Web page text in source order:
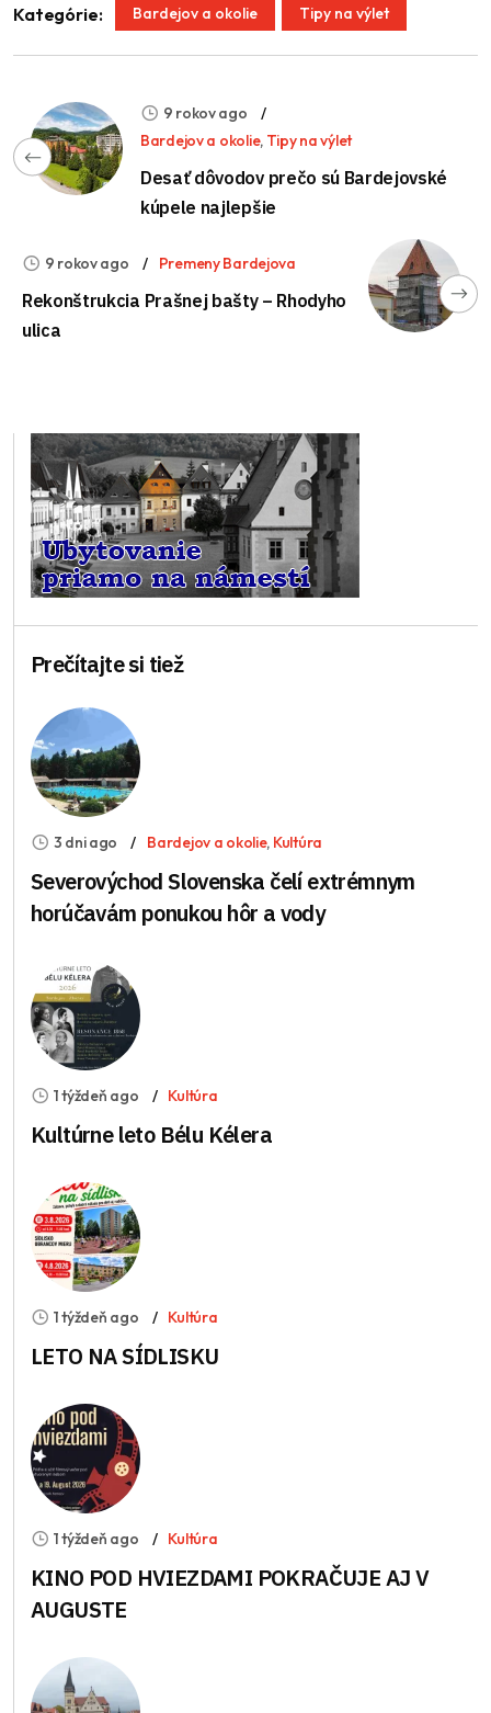
Kategórie: Bardejov a okolie Tipy na výlet
9 rokov ago
Bardejov a okolie, Tipy na výlet
Desať dôvodov prečo sú Bardejovské
kúpele najlepšie
9 rokov ago Premeny Bardejova
Rekonštrukcia Prašnej bašty – Rhodyho
ulica
Prečítajte si tiež
3 dni ago Bardejov a okolie, Kultúra
Severovýchod Slovenska čelí extrémnym
horúčavám ponukou hôr a vody
1 týždeň ago Kultúra
Kultúrne leto Bélu Kélera
1 týždeň ago Kultúra
LETO NA SÍDLISKU
1 týždeň ago Kultúra
KINO POD HVIEZDAMI POKRAČUJE AJ V
AUGUSTE